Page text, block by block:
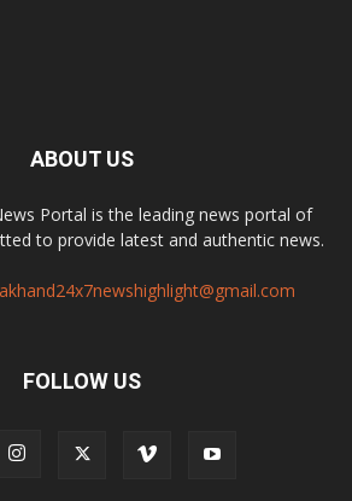
ABOUT US
Portal is the leading news portal of
to provide latest and authentic news.
FOLLOW US